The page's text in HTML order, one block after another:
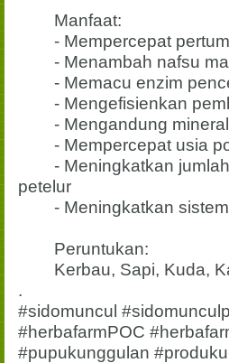
Manfaat:
- Mempercepat
- Menambah nafsu
- Memacu enzim
- Mengefisienkan
- Mengandung
- Mempercepat usia
- Meningkatkan
petelur
- Meningkatkan
Peruntukan:
Kerbau, Sapi, Kuda,
.
#sidomuncul
#herbafarmPOC
#pupukunggulan